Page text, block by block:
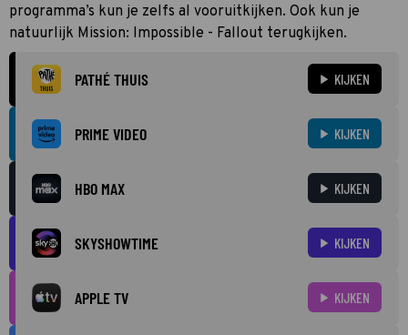
programma’s kun je zelfs al vooruitkijken. Ook kun je
natuurlijk Mission: Impossible - Fallout terugkijken.
PATHÉ THUIS KIJKEN
PRIME VIDEO KIJKEN
HBO MAX KIJKEN
SKYSHOWTIME KIJKEN
APPLE TV KIJKEN